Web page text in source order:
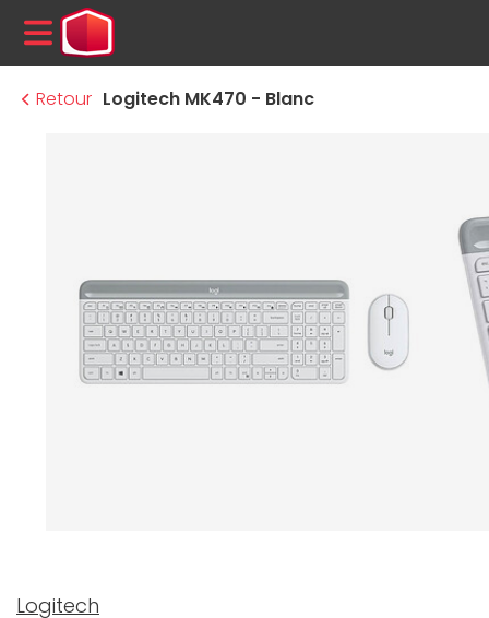
MENU
Retour Logitech MK470 - Blanc
Logitech